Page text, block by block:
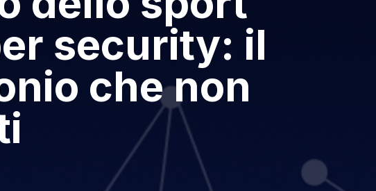
security: il
che non